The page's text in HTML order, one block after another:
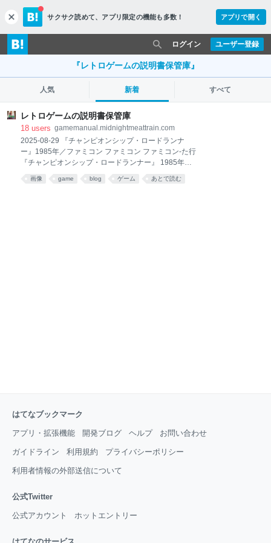
c
l
o
s
サクサク読めて、 アプリ限定の機能も多数！ アプリで開く
ユーザー登録
ログイン
『レトロゲームの説明書保管庫』
人気 新着 すべて
レトロゲームの説明書保管庫
18 users gamemanual.midnightmeattrain.com
2025-08-29 『チャンピオンシップ・ロードランナ
ー』1985年／ファミコン ファミコン ファミコン-た行
『チャンピオンシップ・ロードランナー』 1985年発
売／ファミリーコンピュータ／アクション／株式会社
ハドソンソフト 『ロードランナー』の続編。ステージ
画像 game blog ゲーム あとで読む
はてなブックマーク
アプリ・拡張機能 開発ブログ ヘルプ お問い合わせ
ガイドライン 利用規約 プライバシーポリシー
利用者情報の外部送信について
公式Twitter
公式アカウント ホットエントリー